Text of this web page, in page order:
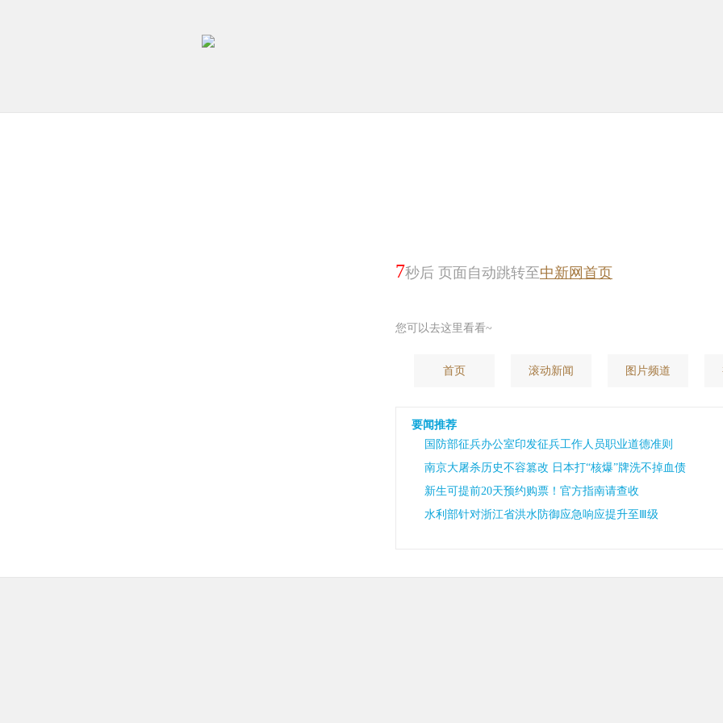
7秒后 页面自动跳转至中新网首页
您可以去这里看看~
首页 滚动新闻 图片频道
要闻推荐
国防部征兵办公室印发征兵工作人员职业道德准则
南京大屠杀历史不容篡改 日本打“核爆”牌洗不掉血债
新生可提前20天预约购票！官方指南请查收
水利部针对浙江省洪水防御应急响应提升至Ⅲ级